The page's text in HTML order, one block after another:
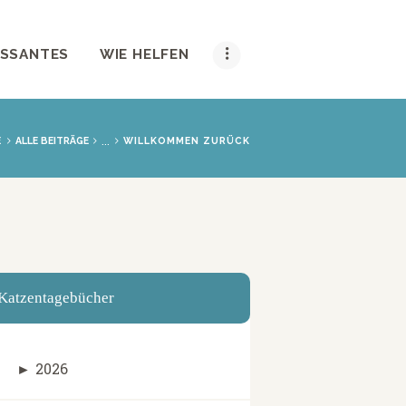
WIE HELFEN
ALLE BEITRÄGE ... WILLKOMMEN ZURÜCK
► 2026